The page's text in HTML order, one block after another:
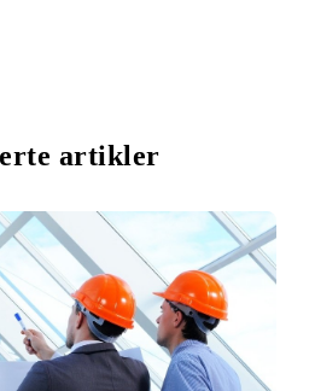
artikler